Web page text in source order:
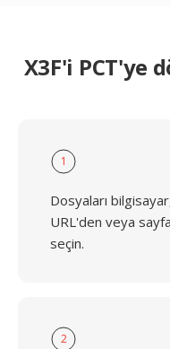
X3F'i PCT'ye
1
Dosyaları
URL'den veya
seçin.
2